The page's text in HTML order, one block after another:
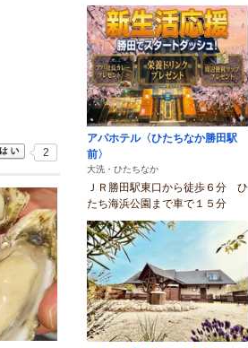
2
アパホテル〈ひたちなか勝田駅
前〉
大洗・ひたちなか
ＪＲ勝田駅東口から徒歩６分 ひ
たち海浜公園まで車で１５分